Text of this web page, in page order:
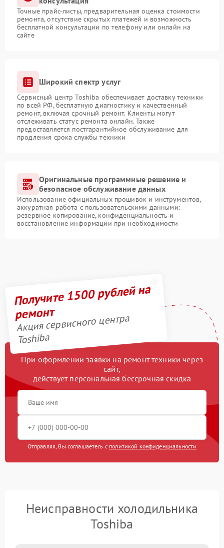
Точные прайс-листы, предварительная оценка стоимости
ремонта, отсутствие скрытых платежей и возможность
бесплатной консультации по телефону или онлайн на
сайте
Широкий спектр услуг
Сервисный центр Toshiba обеспечивает доставку техники
по всей РФ, бесплатную диагностику и качественный
ремонт, включая срочный ремонт. Клиенты могут
отслеживать статус ремонта онлайн. Также
предоставляется постгарантийное обслуживание для
продления срока службы техники
Оригинальные программные решение и
безопасное обслуживание данных
Использование официальных прошивок и инструментов,
аккуратная работа с пользовательскими данными:
резервное копирование, конфиденциальность и
восстановление информации при необходимости
Получите 1500 рублей на
ремонт
Акция сервисного центра
Toshiba
При оформлении заявки на ремонт техники через
сайт,
действует персональная бессрочная скидка
Отправляя, Вы соглашаетесь с политикой конфиденциальности
Неисправности холодильника
Toshiba